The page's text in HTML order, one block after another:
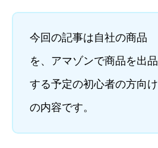
今回の記事は自社の商品
を、アマゾンで商品を出品
する予定の初心者の方向け
の内容です。